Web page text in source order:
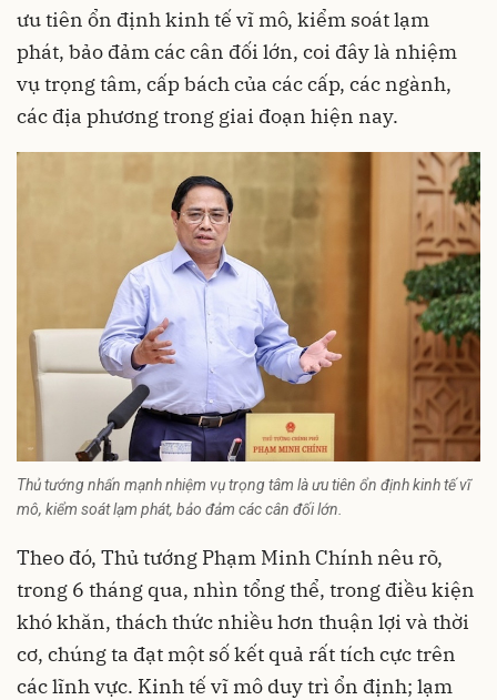
ưu tiên ổn định kinh tế vĩ mô, kiểm soát lạm
phát, bảo đảm các cân đối lớn, coi đây là nhiệm
vụ trọng tâm, cấp bách của các cấp, các ngành,
các địa phương trong giai đoạn hiện nay.
Thủ tướng nhấn mạnh nhiệm vụ trọng tâm là ưu tiên ổn định kinh tế vĩ
mô, kiểm soát lạm phát, bảo đảm các cân đối lớn.
Theo đó, Thủ tướng Phạm Minh Chính nêu rõ,
trong 6 tháng qua, nhìn tổng thể, trong điều kiện
khó khăn, thách thức nhiều hơn thuận lợi và thời
cơ, chúng ta đạt một số kết quả rất tích cực trên
các lĩnh vực. Kinh tế vĩ mô duy trì ổn định; lạm